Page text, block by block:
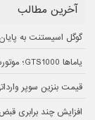
آخرین مطالب
گوگل اسیستنت به
یاماها GTS1000؛ موتورسیکلتی که جلوتر از زمانش بود و مسیر آینده را هموار کرد
قیمت بنزین سوپر
افزایش چند برابری